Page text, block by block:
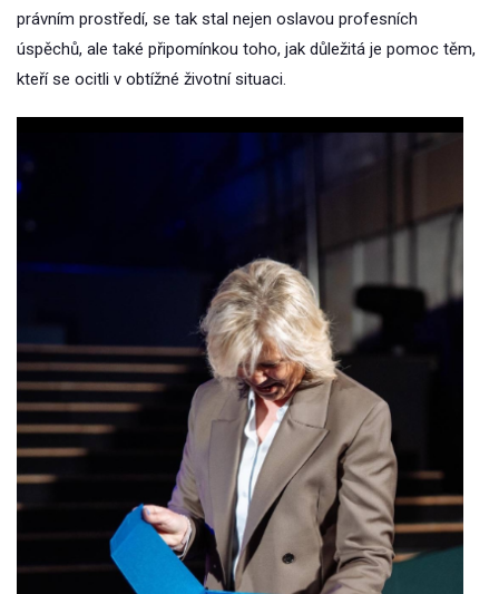
právním prostředí, se tak stal nejen oslavou profesních
úspěchů, ale také připomínkou toho, jak důležitá je pomoc těm,
kteří se ocitli v obtížné životní situaci.